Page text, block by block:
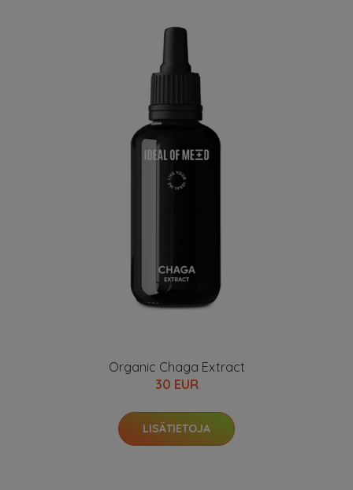
Organic Chaga Extract
30 EUR
LISÄTIETOJA